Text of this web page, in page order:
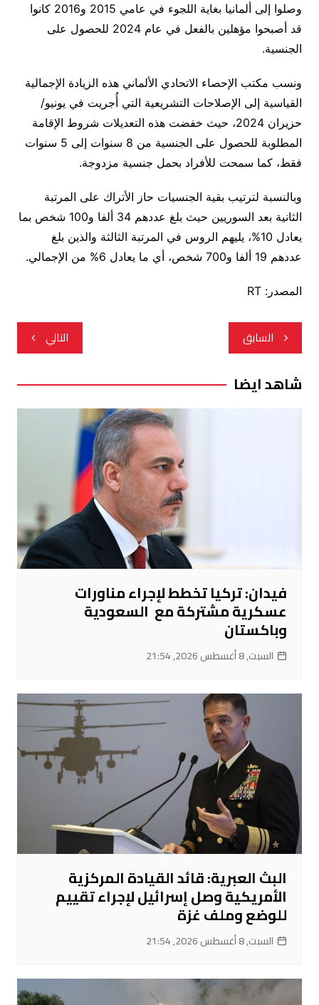
وصلوا إلى ألمانيا بغاية اللجوء في عامي 2015 و2016 كانوا
قد أصبحوا مؤهلين بالفعل في عام 2024 للحصول على
الجنسية.
ونسب مكتب الإحصاء الاتحادي الألماني هذه الزيادة الإجمالية
القياسية إلى الإصلاحات التشريعية التي أُجريت في يونيو/
حزيران 2024، حيث خفضت هذه التعديلات شروط الإقامة
المطلوبة للحصول على الجنسية من 8 سنوات إلى 5 سنوات
فقط، كما سمحت للأفراد بحمل جنسية مزدوجة.
وبالنسبة لترتيب بقية الجنسيات حاز الأتراك على المرتبة
الثانية بعد السوريين حيث بلغ عددهم 34 ألفا و100 شخص بما
يعادل 10%، يليهم الروس في المرتبة الثالثة والذين بلغ
عددهم 19 ألفا و700 شخص، أي ما يعادل 6% من الإجمالي.
المصدر: RT
تصفّح
المقالات
السابق التالي
شاهد ايضا
فيدان: تركيا تخطط لإجراء مناورات
عسكرية مشتركة مع السعودية
وباكستان
السبت, 8 أغسطس 2026, 21:54
البث العبرية: قائد القيادة المركزية
الأمريكية وصل إسرائيل لإجراء تقييم
للوضع وملف غزة
السبت, 8 أغسطس 2026, 21:54